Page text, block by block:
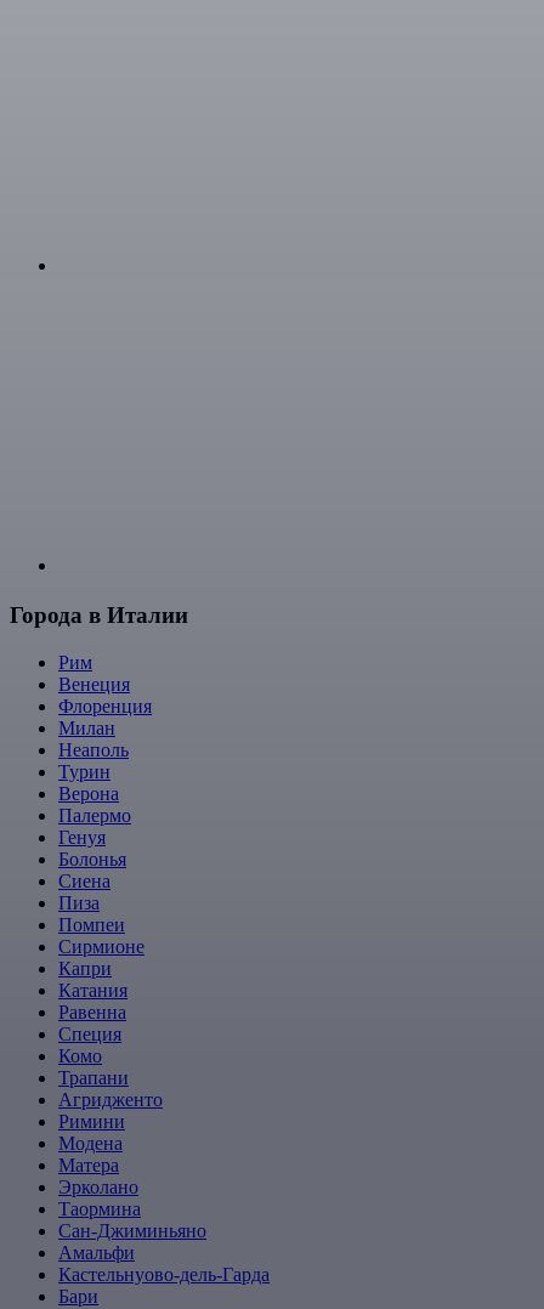
Города в Италии
Рим
Венеция
Флоренция
Милан
Неаполь
Турин
Верона
Палермо
Генуя
Болонья
Сиена
Пиза
Помпеи
Сирмионе
Капри
Катания
Равенна
Специя
Комо
Трапани
Агридженто
Римини
Модена
Матера
Эрколано
Таормина
Сан-Джиминьяно
Амальфи
Кастельнуово-дель-Гарда
Бари